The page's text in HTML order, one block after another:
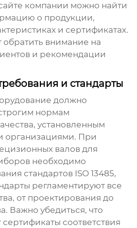
компании можно найти
о продукции,
и сертификатах.
обратить внимание на
и рекомендации
и стандарты
должно
нормам
установленным
организациями. При
валов для
необходимо
стандартов ISO 13485,
регламентируют все
от проектирования до
Важно убедиться, что
соответствия